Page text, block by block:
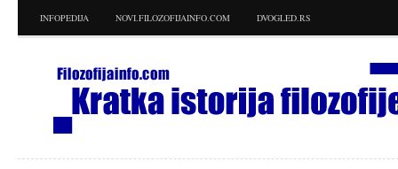
INFOPEDIJA NOVI.FILOZOFIJAINFO.COM DVOGLED.RS